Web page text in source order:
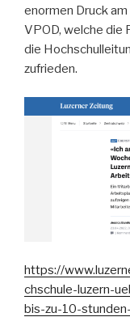
enormen Druck
VPOD, welche die
die
zufrieden.
https://
chschule-luzern-
bis-zu-10-